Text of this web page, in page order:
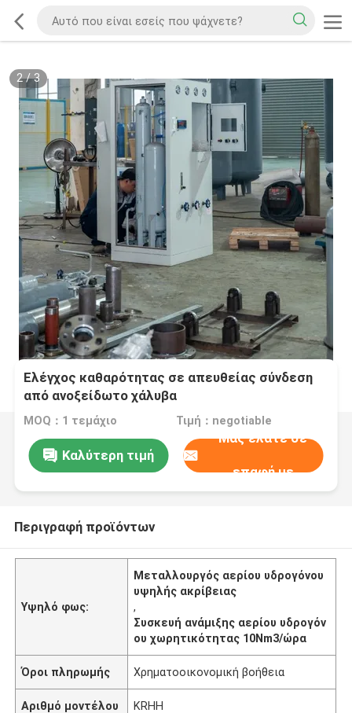
2/3
Ελέγχος καθαρότητας σε απευθείας σύνδεση
από ανοξείδωτο χάλυβα
MOQ：1 τεμάχιο Τιμή：negotiable
Καλύτερη τιμή
Μας ελάτε σε
επαφή με
Περιγραφή προϊόντων
Υψηλό φως:
Μεταλλουργός αερίου υδρογόνου
υψηλής ακρίβειας
,
Συσκευή ανάμιξης αερίου υδρογόν
ου χωρητικότητας 10Nm3/ώρα
Όροι πληρωμής Χρηματοοικονομική βοήθεια
Αριθμό μοντέλου KRHH